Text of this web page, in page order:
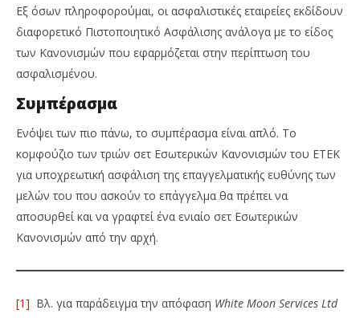
Εξ όσων πληροφορούμαι, οι ασφαλιστικές εταιρείες εκδίδουν
διαφορετικό Πιστοποιητικό Ασφάλισης ανάλογα με το είδος
των Κανονισμών που εφαρμόζεται στην περίπτωση του
ασφαλισμένου.
Συμπέρασμα
Ενόψει των πιο πάνω, το συμπέρασμα είναι απλό. Το
κομφούζιο των τριών σετ Εσωτερικών Κανονισμών του ΕΤΕΚ
για υποχρεωτική ασφάλιση της επαγγελματικής ευθύνης των
μελών του που ασκούν το επάγγελμα θα πρέπει να
αποσυρθεί και να γραφτεί ένα ενιαίο σετ Εσωτερικών
Κανονισμών από την αρχή.
[1] Βλ. για παράδειγμα την απόφαση White Moon Services Ltd